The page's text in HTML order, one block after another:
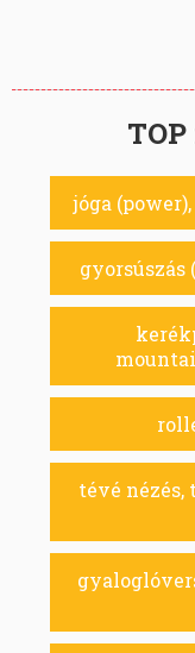
jóga
gyorsúszás
tévé nézés,